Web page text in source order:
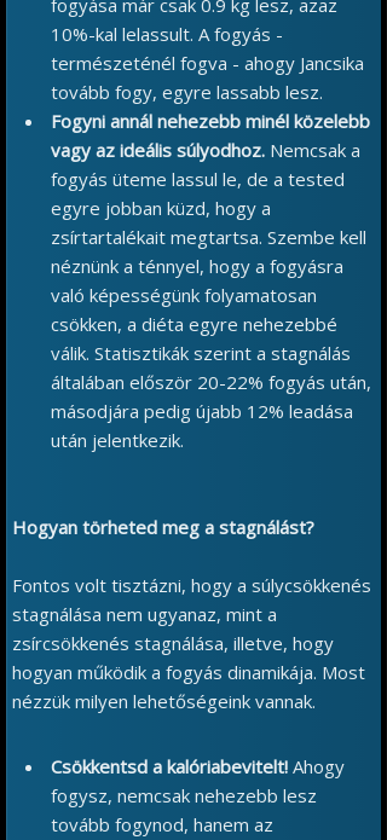
fogyása már csak 0.9 kg lesz, azaz
10%-kal lelassult. A fogyás -
természeténél fogva - ahogy Jancsika
tovább fogy, egyre lassabb lesz.
Fogyni annál nehezebb minél közelebb
vagy az ideális súlyodhoz. Nemcsak a
fogyás üteme lassul le, de a tested
egyre jobban küzd, hogy a
zsírtartalékait megtartsa. Szembe kell
néznünk a ténnyel, hogy a fogyásra
való képességünk folyamatosan
csökken, a diéta egyre nehezebbé
válik. Statisztikák szerint a stagnálás
általában először 20-22% fogyás után,
másodjára pedig újabb 12% leadása
után jelentkezik.
Hogyan törheted meg a stagnálást?
Fontos volt tisztázni, hogy a súlycsökkenés
stagnálása nem ugyanaz, mint a
zsírcsökkenés stagnálása, illetve, hogy
hogyan működik a fogyás dinamikája. Most
nézzük milyen lehetőségeink vannak.
Csökkentsd a kalóriabevitelt! Ahogy
fogysz, nemcsak nehezebb lesz
tovább fogynod, hanem az